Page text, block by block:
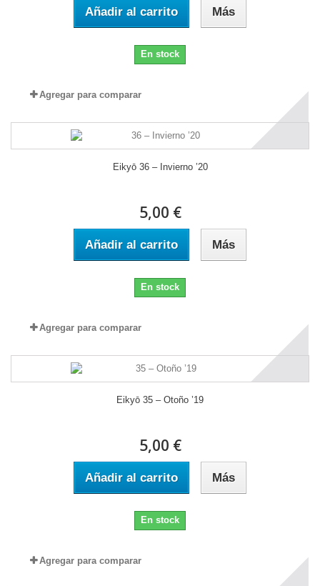
Añadir al carrito Más
En stock
Agregar para comparar
Eikyō 36 – Invierno ’20
5,00 €
Añadir al carrito Más
En stock
Agregar para comparar
Eikyō 35 – Otoño ’19
5,00 €
Añadir al carrito Más
En stock
Agregar para comparar